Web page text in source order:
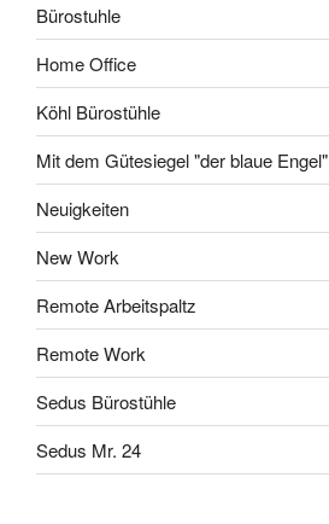
Bürostuhle
Home Office
Köhl Bürostühle
Mit dem Gütesiegel "der blaue Engel"
Neuigkeiten
New Work
Remote Arbeitspaltz
Remote Work
Sedus Bürostühle
Sedus Mr. 24